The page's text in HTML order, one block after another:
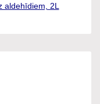
aldehīdiem, 2L